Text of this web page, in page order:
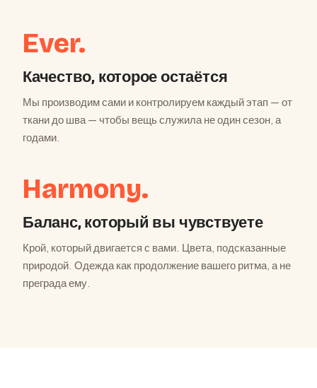
Ever.
Качество, которое остаётся
Мы производим сами и контролируем каждый этап — от
ткани до шва — чтобы вещь служила не один сезон, а
годами.
Harmony.
Баланс, который вы чувствуете
Крой, который двигается с вами. Цвета, подсказанные
природой. Одежда как продолжение вашего ритма, а не
преграда ему.